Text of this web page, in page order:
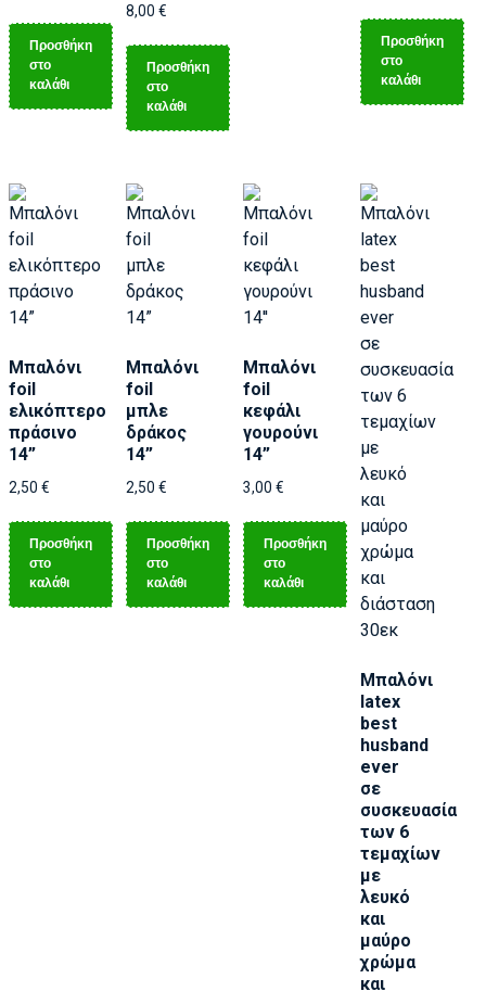
Προσθήκη
στο
καλάθι
8,00 €
Προσθήκη
στο
καλάθι
Προσθήκη
στο
καλάθι
Μπαλόνι
foil
ελικόπτερο
πράσινο
14”
2,50 €
Προσθήκη
στο
καλάθι
Μπαλόνι
foil
μπλε
δράκος
14”
2,50 €
Προσθήκη
στο
καλάθι
Μπαλόνι
foil
κεφάλι
γουρούνι
14”
3,00 €
Προσθήκη
στο
καλάθι
Μπαλόνι
latex
best
husband
ever
σε
συσκευασία
των 6
τεμαχίων
με
λευκό
και
μαύρο
χρώμα
και